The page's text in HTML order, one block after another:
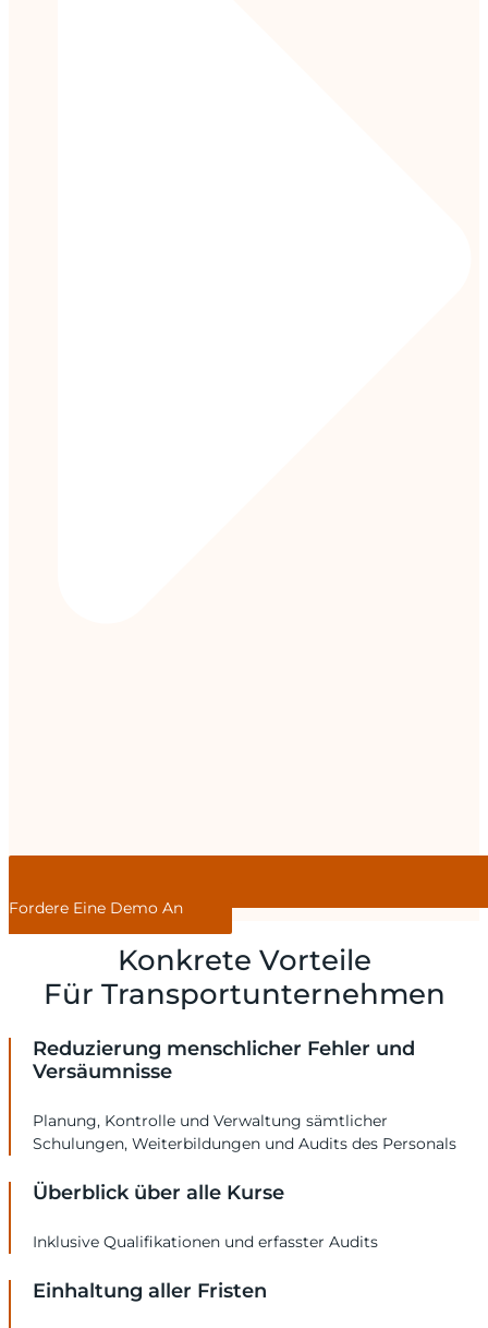
Fordere Eine Demo An
Konkrete Vorteile
Für Transportunternehmen
Reduzierung menschlicher Fehler und
Versäumnisse
Planung, Kontrolle und Verwaltung sämtlicher
Schulungen, Weiterbildungen und Audits des Personals
Überblick über alle Kurse
Inklusive Qualifikationen und erfasster Audits
Einhaltung aller Fristen